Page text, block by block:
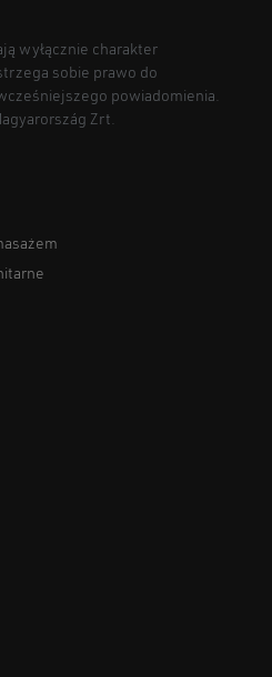
wyłącznie charakter
sobie prawo do
powiadomienia.
Zrt.